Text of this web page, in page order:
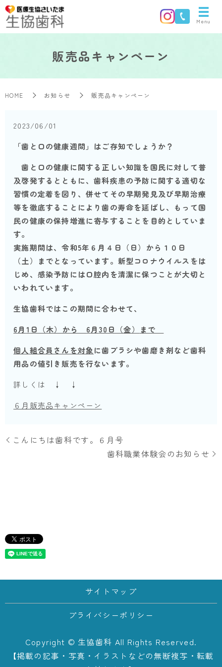
Menu
販売品キャンペーン
HOME お知らせ 販売品キャンペーン
2023/06/01
「歯と口の健康週間」はご存知でしょうか？
歯と口の健康に関する正しい知識を国民に対して普
及啓発するとともに、歯科疾患の予防に関する適切な
習慣の定着を図り、併せてその早期発見及び早期治療
等を徹底することにより歯の寿命を延ばし、もって国
民の健康の保持増進に寄与することを目的としていま
す。
実施期間は、令和5年６月４日（日）から１０日
（土）までとなっています。 新型コロナウイルスをは
じめ、感染予防には口腔内を清潔に保つことが大切と
いわれています。
生協歯科ではこの期間に合わせて、
6月 1 日（木）から 6月30 日（金）
まで
個人組合員さんを対象 に歯ブラシや歯磨き剤など歯科
用品の値引き販売を行ないます。
詳しくは ↓ ↓
６月販売品キャンペーン
こんにちは歯科です。６月号
歯科職業体験会のお知らせ
サイトマップ
プライバシーポリシー
Copyright © 生協歯科 All Rights Reserved.
【掲載の記事・写真・イラストなどの無断複写・転載